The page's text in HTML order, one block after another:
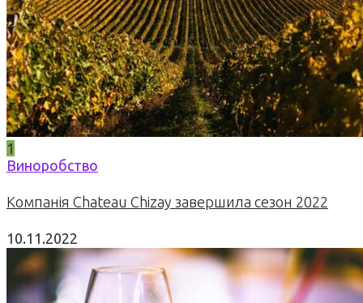
1
Виноробство
Компанія Chateau Chizay завершила сезон 2022
10.11.2022